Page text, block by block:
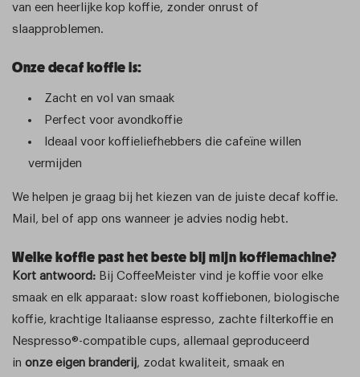
van een heerlijke kop koffie, zonder onrust of
slaapproblemen.
Onze decaf koffie is:
Zacht en vol van smaak
Perfect voor avondkoffie
Ideaal voor koffieliefhebbers die cafeïne willen
vermijden
We helpen je graag bij het kiezen van de juiste decaf koffie.
Mail, bel of app ons wanneer je advies nodig hebt.
Welke koffie past het beste bij mijn koffiemachine?
Kort antwoord: Bij CoffeeMeister vind je koffie voor elke
smaak en elk apparaat: slow roast koffiebonen, biologische
koffie, krachtige Italiaanse espresso, zachte filterkoffie en
Nespresso®-compatible cups, allemaal geproduceerd
in onze eigen branderij, zodat kwaliteit, smaak en